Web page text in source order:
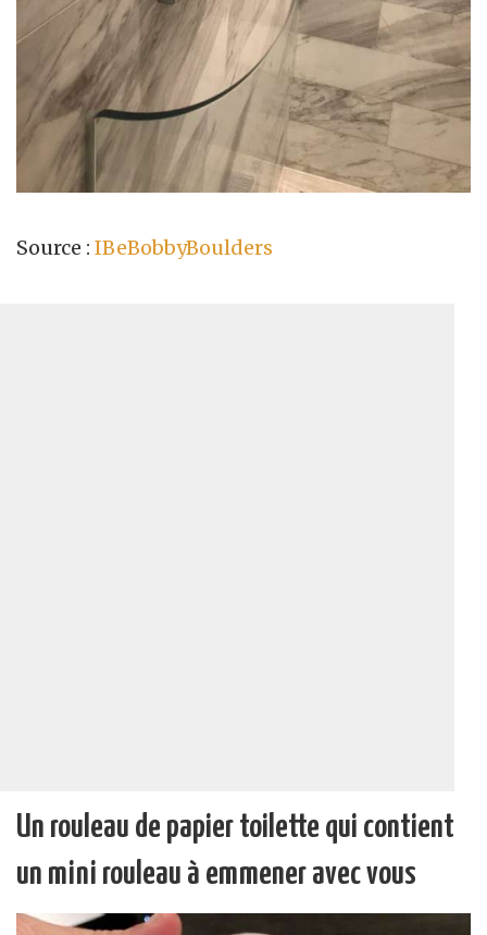
Source : IBeBobbyBoulders
Un rouleau de papier toilette qui contient
un mini rouleau à emmener avec vous